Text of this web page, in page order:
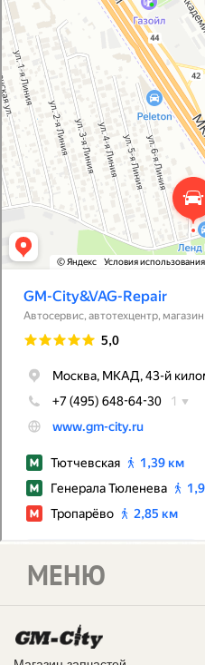
GM-City&VAG-Repair
Автосервис, автотехцентр в Москве
Магазин автозапчастей и автотоваров
МЕНЮ